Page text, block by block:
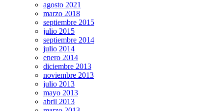
agosto 2021
marzo 2018
septiembre 2015
julio 2015
septiembre 2014
julio 2014
enero 2014
diciembre 2013
noviembre 2013
julio 2013
mayo 2013
abril 2013